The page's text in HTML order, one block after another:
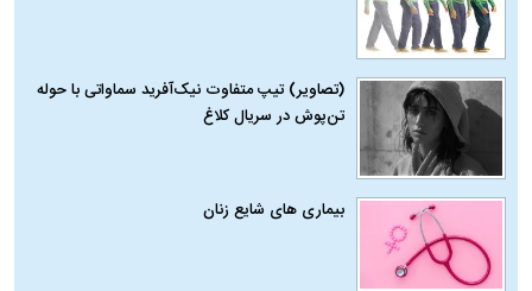
(تصاویر) تیپ متفاوت نیک‌آفرید سماواتی با حوله
تن‌پوش در سریال کلاغ
بیماری‌ های شایع زنان